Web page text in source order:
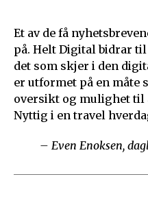
Et av de få
på. Helt Digital bidrar
det som skjer i den
er utformet på en måte
oversikt og mulighet til
Nyttig i en travel
– Even Enoksen,